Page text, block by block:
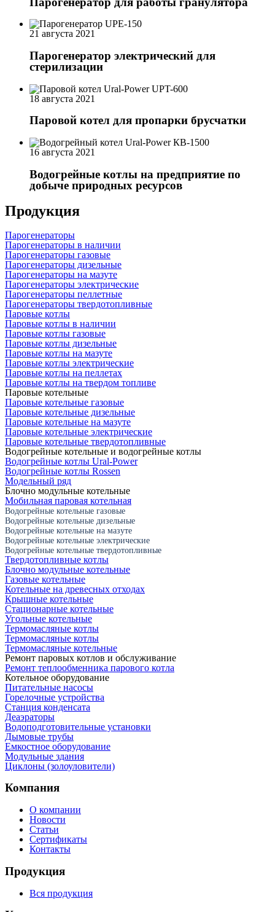
21 августа 2021
Парогенератор электрический для
стерилизации
18 августа 2021
Паровой котел для пропарки брусчатки
16 августа 2021
Водогрейные котлы на предприятие по
добыче природных ресурсов
Продукция
Парогенераторы
Парогенераторы в наличии
Парогенераторы газовые
Парогенераторы дизельные
Парогенераторы на мазуте
Парогенераторы электрические
Парогенераторы пеллетные
Парогенераторы твердотопливные
Паровые котлы
Паровые котлы в наличии
Паровые котлы газовые
Паровые котлы дизельные
Паровые котлы на мазуте
Паровые котлы электрические
Паровые котлы на пеллетах
Паровые котлы на твердом топливе
Паровые котельные
Паровые котельные газовые
Паровые котельные дизельные
Паровые котельные на мазуте
Паровые котельные электрические
Паровые котельные твердотопливные
Водогрейные котельные и водогрейные котлы
Водогрейные котлы Ural-Power
Водогрейные котлы Rossen
Модельный ряд
Блочно модульные котельные
Мобильная паровая котельная
Водогрейные котельные газовые
Водогрейные котельные дизельные
Водогрейные котельные на мазуте
Водогрейные котельные электрические
Водогрейные котельные твердотопливные
Твердотопливные котлы
Блочно модульные котельные
Газовые котельные
Котельные на древесных отходах
Крышные котельные
Стационарные котельные
Угольные котельные
Термомасляные котлы
Термомасляные котлы
Термомасляные котельные
Ремонт паровых котлов и обслуживание
Ремонт теплообменника парового котла
Котельное оборудование
Питательные насосы
Горелочные устройства
Станция конденсата
Деаэраторы
Водоподготовительные установки
Дымовые трубы
Емкостное оборудование
Mодульные здания
Циклоны (золоуловители)
Компания
О компании
Новости
Статьи
Сертификаты
Контакты
Продукция
Вся продукция